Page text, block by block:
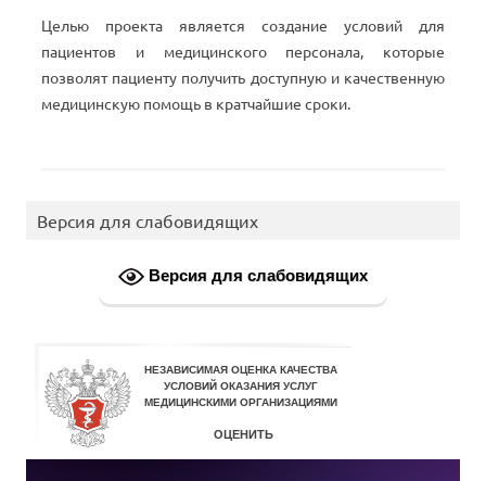
Целью проекта является создание условий для
пациентов и
медицинского персонала, которые
позволят пациенту получить доступную и качественную
медицинскую помощь в кратчайшие сроки.
Версия для слабовидящих
Версия для слабовидящих